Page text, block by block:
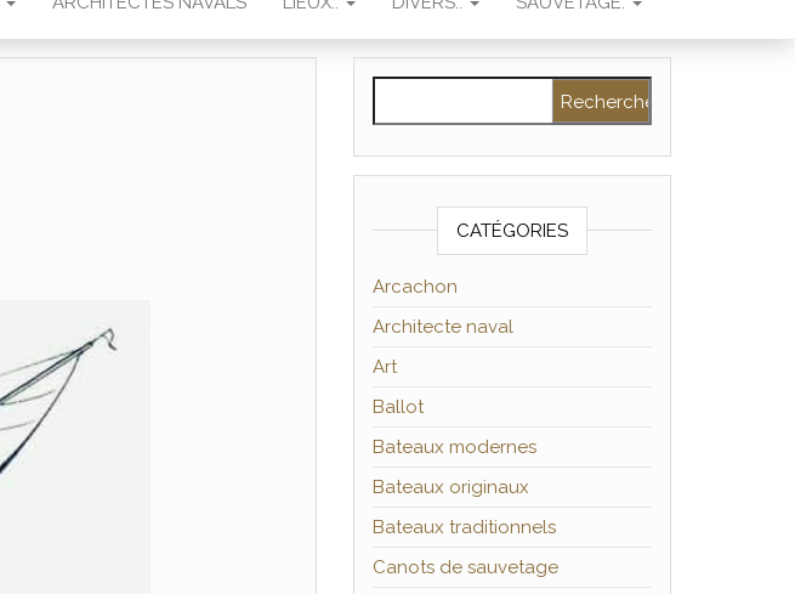
CATÉGORIES
Arcachon
Architecte naval
Art
Ballot
Bateaux modernes
Bateaux originaux
Bateaux traditionnels
Canots de sauvetage